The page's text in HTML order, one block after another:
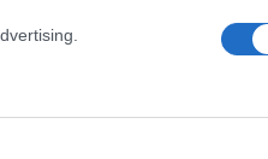
οριακό σημείο, καθώς «η
ζωή στη θάλασσα».